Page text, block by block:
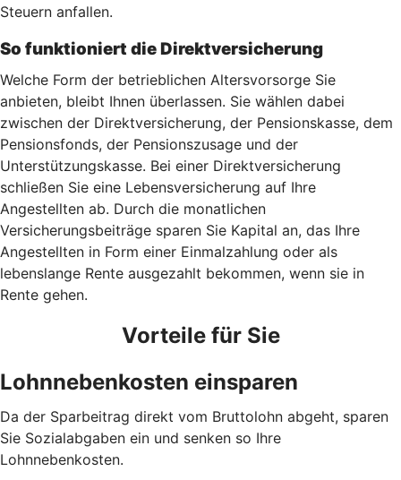
Steuern anfallen.
So funktioniert die Direktversicherung
Welche Form der betrieblichen Altersvorsorge Sie
anbieten, bleibt Ihnen überlassen. Sie wählen dabei
zwischen der Direktversicherung, der Pensionskasse, dem
Pensionsfonds, der Pensionszusage und der
Unterstützungskasse. Bei einer Direktversicherung
schließen Sie eine Lebensversicherung auf Ihre
Angestellten ab. Durch die monatlichen
Versicherungsbeiträge sparen Sie Kapital an, das Ihre
Angestellten in Form einer Einmalzahlung oder als
lebenslange Rente ausgezahlt bekommen, wenn sie in
Rente gehen.
Vorteile für Sie
Lohnnebenkosten einsparen
Da der Sparbeitrag direkt vom Bruttolohn abgeht, sparen
Sie Sozialabgaben ein und senken so Ihre
Lohnnebenkosten.